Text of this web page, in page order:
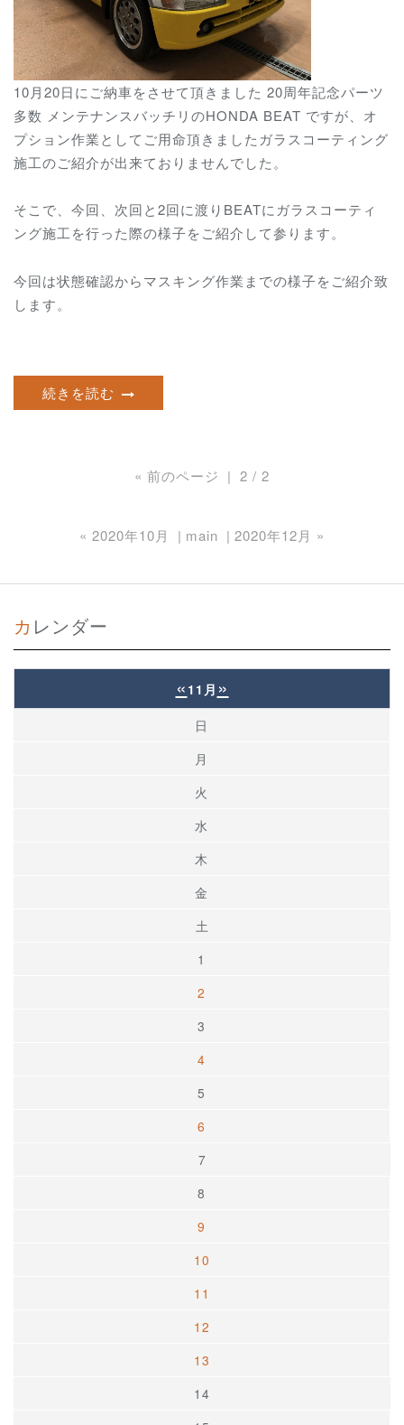
10月20日にご納車をさせて頂きました 20周年記念パーツ
多数 メンテナンスバッチリのHONDA BEAT ですが、オ
プション作業としてご用命頂きましたガラスコーティング
施工のご紹介が出来ておりませんでした。
そこで、今回、次回と2回に渡りBEATにガラスコーティ
ング施工を行った際の様子をご紹介して参ります。
今回は状態確認からマスキング作業までの様子をご紹介致
します。
続きを読む
« 前のページ 2 / 2
« 2020年10月 main 2020年12月 »
カレンダー
« 11月 »
日
月
火
水
木
金
土
1
2
3
4
5
6
7
8
9
10
11
12
13
14